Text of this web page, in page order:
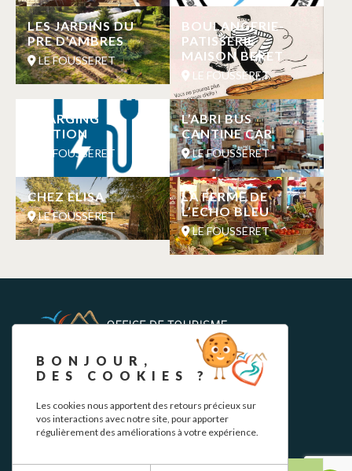
LES JARDINS DU
PRE D’AMBRES
LE FOUSSERET
BOULANGERIE-
PATISSERIE
MAISON BERET
LE FOUSSERET
CHARGING
STATION
LE FOUSSERET
L’ABRI BUS
CANTINE CAR
LE FOUSSERET
CHEZ ELISA
LE FOUSSERET
LA FERME DE
L’ECHO BLEU
LE FOUSSERET
Restez informé de nos actualités et bons plans.
BONJOUR,
DES COOKIES ?
Les cookies nous apportent des retours précieux sur
vos interactions avec notre site, pour apporter
régulièrement des améliorations à votre expérience.